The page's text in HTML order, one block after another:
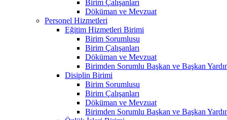
Birim Çalışanları
Döküman ve Mevzuat
Personel Hizmetleri
Eğitim Hizmetleri Birimi
Birim Sorumlusu
Birim Çalışanları
Döküman ve Mevzuat
Birimden Sorumlu Başkan ve Başkan
Disiplin Birimi
Birim Sorumlusu
Birim Çalışanları
Döküman ve Mevzuat
Birimden Sorumlu Başkan ve Başkan